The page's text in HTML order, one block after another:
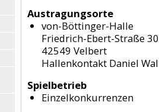
Austragungsorte
von-Böttinger-Halle
Friedrich-Ebert-Straße
42549 Velbert
Hallenkontakt Daniel
Spielbetrieb
Einzelkonkurrenzen